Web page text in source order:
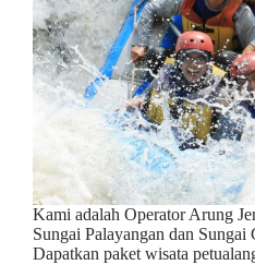
Kami adalah Operator Arung
Sungai Palayangan dan Sungai
Dapatkan paket wisata